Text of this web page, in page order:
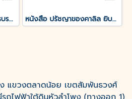
หนังสือ วิถีแห่งเต๋า ฉบับครบรอบ 50 ปี หนังสือ ปรัชญาของคาลิล ยิบราน
แขวงตลาดน้อย เขตสัมพันธวงศ์